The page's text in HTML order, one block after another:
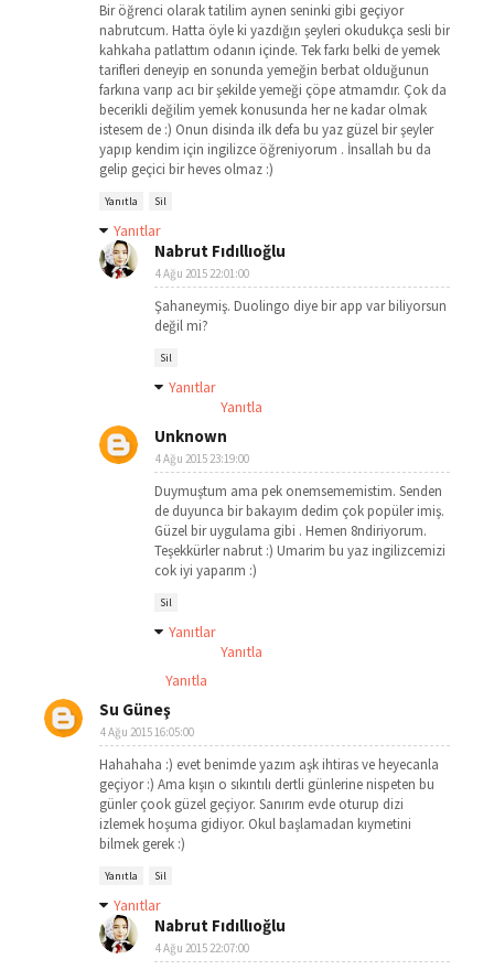
Bir öğrenci olarak tatilim aynen seninki gibi geçiyor
nabrutcum. Hatta öyle ki yazdığın şeyleri okudukça sesli bir
kahkaha patlattım odanın içinde. Tek farkı belki de yemek
tarifleri deneyip en sonunda yemeğin berbat olduğunun
farkına varıp acı bir şekilde yemeği çöpe atmamdır. Çok da
becerikli değilim yemek konusunda her ne kadar olmak
istesem de :) Onun disinda ilk defa bu yaz güzel bir şeyler
yapıp kendim için ingilizce öğreniyorum . İnsallah bu da
gelip geçici bir heves olmaz :)
Yanıtla Sil
Yanıtlar
Nabrut Fıdıllıoğlu
4 Ağu 2015 22:01:00
Şahaneymiş. Duolingo diye bir app var biliyorsun
değil mi?
Sil
Yanıtlar
Yanıtla
Unknown
4 Ağu 2015 23:19:00
Duymuştum ama pek onemsememistim. Senden
de duyunca bir bakayım dedim çok popüler imiş.
Güzel bir uygulama gibi . Hemen 8ndiriyorum.
Teşekkürler nabrut :) Umarim bu yaz ingilizcemizi
cok iyi yaparım :)
Sil
Yanıtlar
Yanıtla
Yanıtla
Su Güneş
4 Ağu 2015 16:05:00
Hahahaha :) evet benimde yazım aşk ihtiras ve heyecanla
geçiyor :) Ama kışın o sıkıntılı dertli günlerine nispeten bu
günler çook güzel geçiyor. Sanırım evde oturup dizi
izlemek hoşuma gidiyor. Okul başlamadan kıymetini
bilmek gerek :)
Yanıtla Sil
Yanıtlar
Nabrut Fıdıllıoğlu
4 Ağu 2015 22:07:00